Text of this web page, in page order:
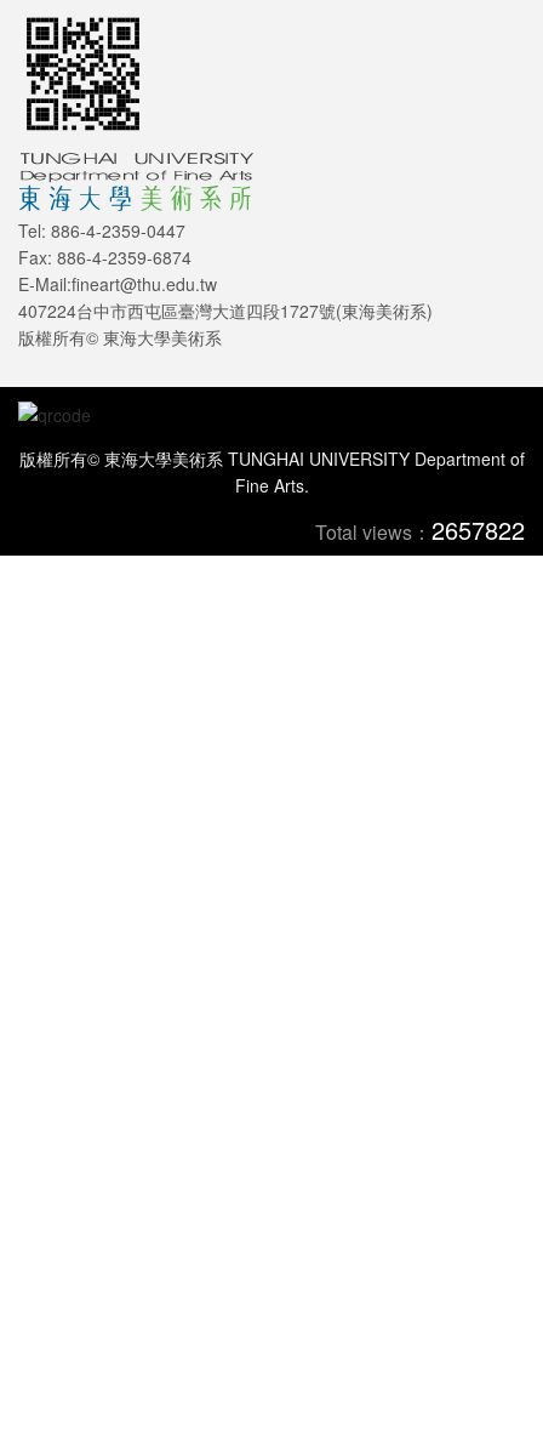
Tel: 886-4-2359-0447
Fax: 886-4-2359-6874
E-Mail:fineart@thu.edu.tw
407224台中市西屯區臺灣大道四段1727號(東海美術系)
版權所有© 東海大學美術系
版權所有© 東海大學美術系 TUNGHAI UNIVERSITY Department of
Fine Arts.
Total views： 2657822